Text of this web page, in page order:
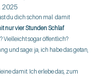
2025
du dich schon mal  damit
nur vier Stunden Schlaf
Vielleicht sogar öffentlich?
und sage: ja, ich habe das getan,
damit. Ich erlebe das, zum